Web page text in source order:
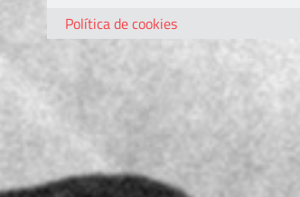
Política de cookies